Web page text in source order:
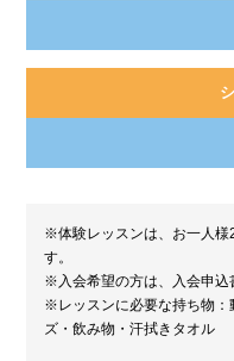
※体験レッスンは、お一人様
す。
※入会希望の方は、入会申込
※レッスンに必要な持ち物：
ズ・飲み物・汗拭きタオル